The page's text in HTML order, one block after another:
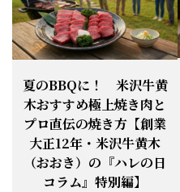
お知らせ 2026.4.13
お知らせ 2026.1.25
お知らせ 2026.1.20
お知らせ 2026.1.15
夏のBBQに！ 米沢牛黄
木おすすめ極上焼き肉と
プロ直伝の焼き方【創業
大正12年・米沢牛黄木
（おおき）の『ハレの日
コラム』特別編】